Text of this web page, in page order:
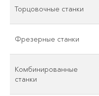
Торцовочные станки
Фрезерные станки
Комбинированные
станки